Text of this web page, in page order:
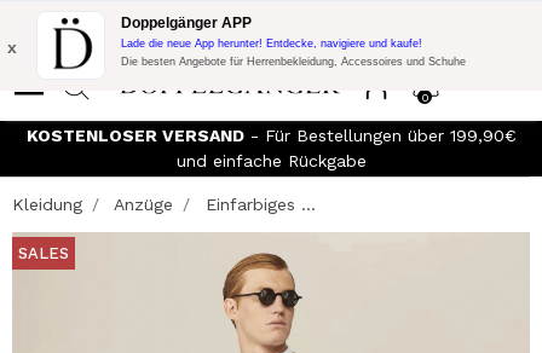
Blitzangebot:
10% Extra-Rabatt auf 300€ Einkauf mit Code:
DOPPEL300
0
x
Doppelgänger APP
Lade die neue App herunter! Entdecke, navigiere und kaufe!
Die besten Angebote für Herrenbekleidung, Accessoires und Schuhe
KOSTENLOSER VERSAND- Für Bestellungen über 199,90€
und einfache Rückgabe
Kleidung Anzüge Einfarbiges ...
SALES